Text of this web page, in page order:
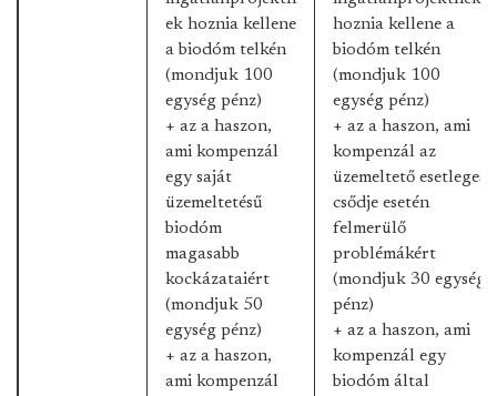
ek hoznia kellene
a biodóm telkén
(mondjuk 100
egység pénz)
+ az a haszon,
ami kompenzál
egy saját
üzemeltetésű
biodóm
magasabb
kockázataiért
(mondjuk 50
egység pénz)
+ az a haszon,
ami kompenzál
hoznia kellene a
biodóm telkén
(mondjuk 100
egység pénz)
+ az a haszon, ami
kompenzál az
üzemeltető esetleges
csődje esetén
felmerülő
problémákért
(mondjuk 30 egység
pénz)
+ az a haszon, ami
kompenzál egy
biodóm által